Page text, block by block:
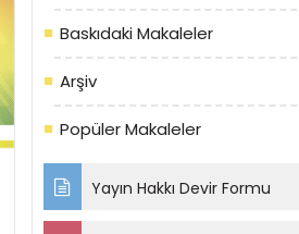
Baskıdaki Makaleler
Arşiv
Popüler Makaleler
Yayın Hakkı Devir Formu